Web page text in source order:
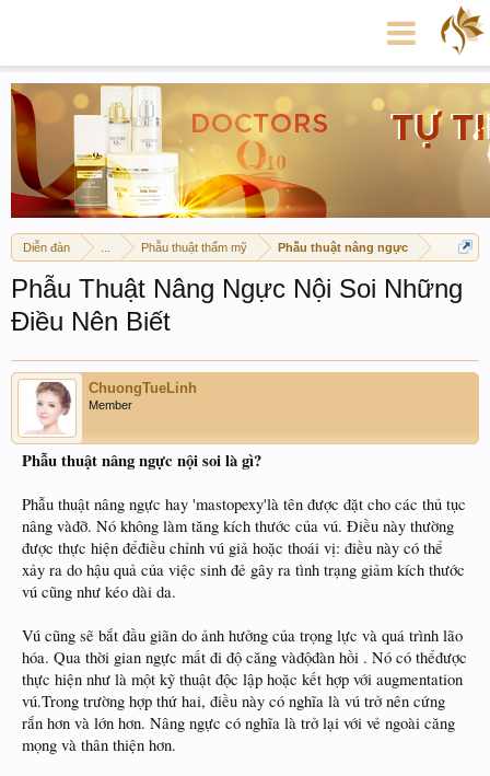
Diễn đàn Phẫu thuật thẩm mỹ Phẫu thuật nâng ngực
Phẫu Thuật Nâng Ngực Nội Soi Những
Điều Nên Biết
ChuongTueLinh
Member
Phẫu thuật nâng ngực nội soi là gì?
Phẫu thuật nâng ngực hay 'mastopexy'là tên được đặt cho các thủ tục
nâng vàđỡ. Nó không làm tăng kích thước của vú. Điều này thường
được thực hiện đểđiều chỉnh vú giả hoặc thoái vị: điều này có thể
xảy ra do hậu quả của việc sinh đẻ gây ra tình trạng giảm kích thước
vú cũng như kéo dài da.
Vú cũng sẽ bắt đầu giãn do ảnh hưởng của trọng lực và quá trình lão
hóa. Qua thời gian ngực mất đi độ căng vàđộđàn hồi . Nó có thểđược
thực hiện như là một kỹ thuật độc lập hoặc kết hợp với augmentation
vú.Trong trường hợp thứ hai, điều này có nghĩa là vú trở nên cứng
rắn hơn và lớn hơn. Nâng ngực có nghĩa là trở lại với vẻ ngoài căng
mọng và thân thiện hơn.